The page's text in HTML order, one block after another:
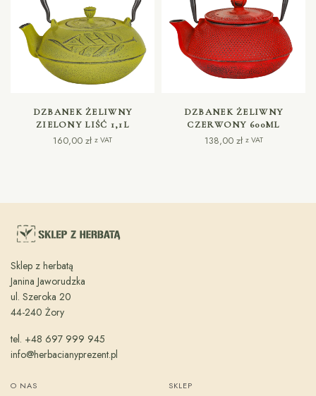
DODAJ DO KOSZYKA
DZBANEK ŻELIWNY
ZIELONY LIŚĆ 1,1L
160,00 zł z VAT
DODAJ DO KOSZYKA
DZBANEK ŻELIWNY
CZERWONY 600ML
138,00 zł z VAT
Sklep z herbatą
Janina Jaworudzka
ul. Szeroka 20
44-240 Żory
tel. +48 697 999 945
info@herbacianyprezent.pl
O NAS
SKLEP